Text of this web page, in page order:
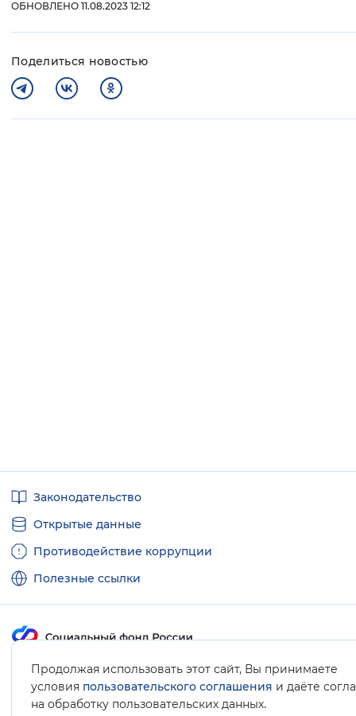
ОБНОВЛЕНО 11.08.2023 12:12
Поделиться новостью
Продолжая использовать этот сайт, Вы принимаете
условия пользовательского соглашения и даёте
на обработку пользовательских данных.
ссылкиЗаконодательство
Открытые данные
Противодействие коррупции
Полезные ссылки
Карта сайта